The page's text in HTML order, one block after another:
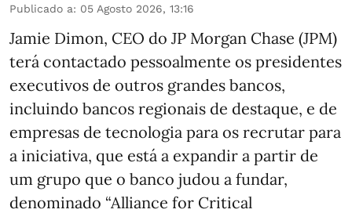
Publicado a: 05 Agosto 2026, 13:16
Jamie Dimon, CEO do JP Morgan Chase (JPM)
terá contactado pessoalmente os presidentes
executivos de outros grandes bancos,
incluindo bancos regionais de destaque, e de
empresas de tecnologia para os recrutar para
a iniciativa, que está a expandir a partir de
um grupo que o banco judou a fundar,
denominado “Alliance for Critical